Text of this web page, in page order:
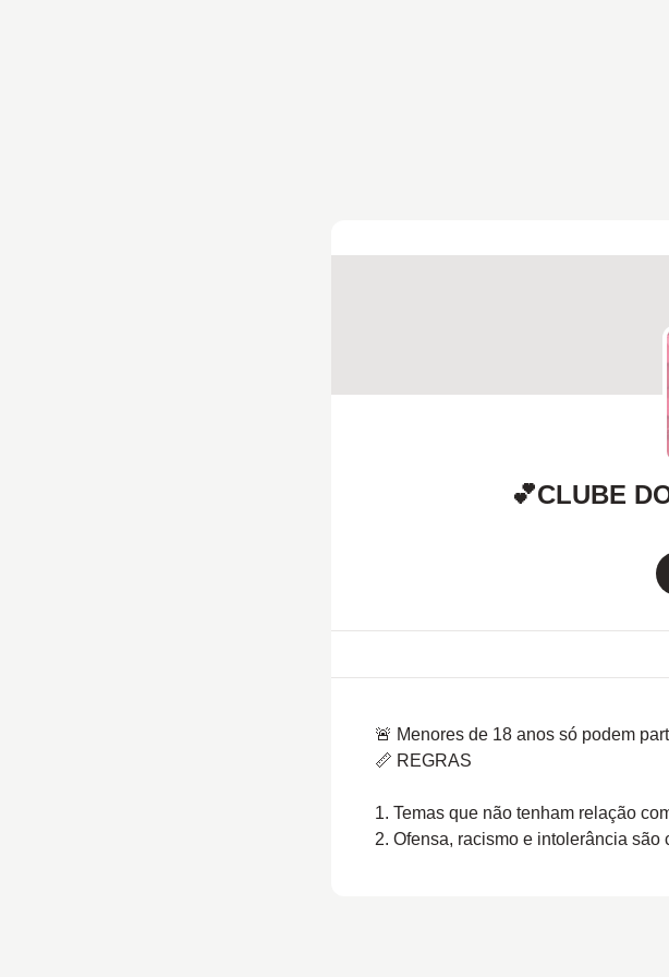
💕CLUBE
🚨 Menores de 18 anos só podem
📏 REGRAS
1. Temas que não tenham relação
2. Ofensa, racismo e intolerância